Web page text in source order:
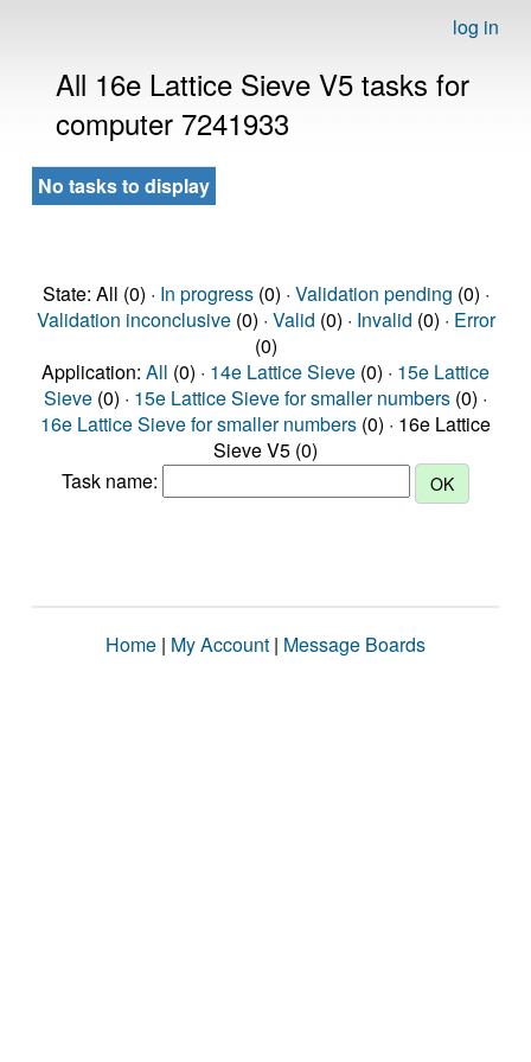
log in
All 16e Lattice Sieve V5 tasks for
computer 7241933
No tasks to display
State: All (0) · In progress(0) · Validation pending (0) ·
Validation inconclusive(0) · Valid (0) · Invalid (0) · Error
(0)
Application: All (0) · 14e Lattice Sieve (0) · 15e Lattice
Sieve (0) · 15e Lattice Sieve for smaller numbers (0) ·
16e Lattice Sieve for smaller numbers (0) · 16e Lattice
Sieve V5 (0)
Task name:
Home | My Account | Message Boards